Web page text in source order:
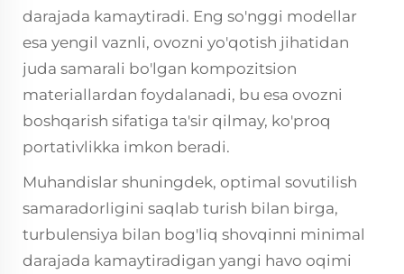
darajada kamaytiradi. Eng so'nggi modellar
esa yengil vaznli, ovozni yo'qotish jihatidan
juda samarali bo'lgan kompozitsion
materiallardan foydalanadi, bu esa ovozni
boshqarish sifatiga ta'sir qilmay, ko'proq
portativlikka imkon beradi.
Muhandislar shuningdek, optimal sovutilish
samaradorligini saqlab turish bilan birga,
turbulensiya bilan bog'liq shovqinni minimal
darajada kamaytiradigan yangi havo oqimi